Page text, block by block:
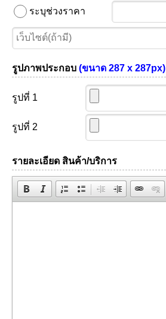
ระบุช่วงราคา
รูปภาพประกอบ (ขนาด 287 x 287px)
รูปที่ 1
รูปที่ 2
รายละเอียด สินค้า/บริการ